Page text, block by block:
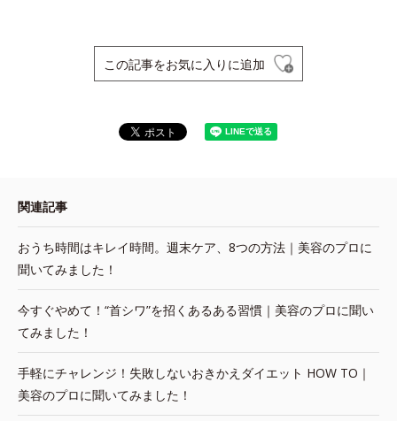
この記事をお気に入りに追加
関連記事
おうち時間はキレイ時間。週末ケア、8つの方法｜美容のプロに
聞いてみました！
今すぐやめて！“首シワ”を招くあるある習慣｜美容のプロに聞い
てみました！
手軽にチャレンジ！失敗しないおきかえダイエット HOW TO｜
美容のプロに聞いてみました！